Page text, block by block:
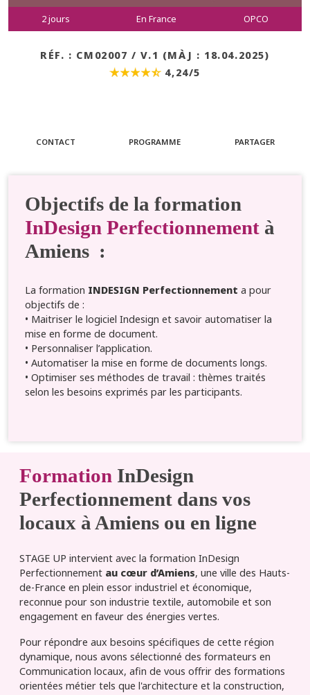
2 jours En France OPCO
RÉF. : CM02007 / V.1 (MÀJ : 18.04.2025)
4,24/5
CONTACT PROGRAMME PARTAGER
Objectifs de la formation
InDesign Perfectionnement à
Amiens :
La formation INDESIGN Perfectionnement a pour
objectifs de :
• Maitriser le logiciel Indesign et savoir automatiser la
mise en forme de document.
• Personnaliser l’application.
• Automatiser la mise en forme de documents longs.
• Optimiser ses méthodes de travail : thèmes traités
selon les besoins exprimés par les participants.
Formation InDesign
Perfectionnement dans vos
locaux à Amiens ou en ligne
STAGE UP intervient avec la formation InDesign
Perfectionnement au cœur d’Amiens, une ville des Hauts-
de-France en plein essor industriel et économique,
reconnue pour son industrie textile, automobile et son
engagement en faveur des énergies vertes.
Pour répondre aux besoins spécifiques de cette région
dynamique, nous avons sélectionné des formateurs en
Communication locaux, afin de vous offrir des formations
orientées métier tels que l'architecture et la construction,